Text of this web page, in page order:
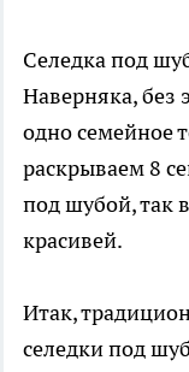
Селедка под
Наверняка, без
одно семейное
раскрываем 8
под шубой, так
красивей.
Итак,
селедки под